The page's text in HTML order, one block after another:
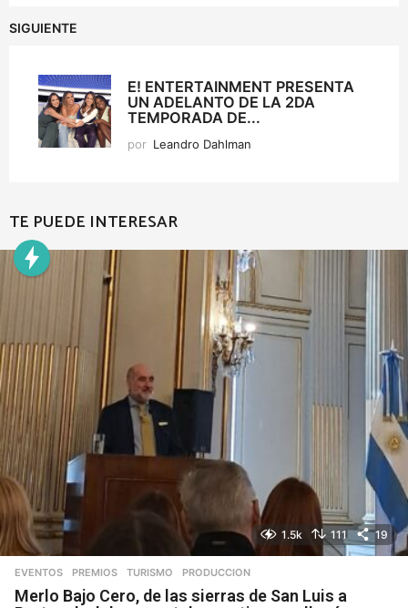
SIGUIENTE
E! ENTERTAINMENT PRESENTA
UN ADELANTO DE LA 2DA
TEMPORADA DE...
por Leandro Dahlman
TE PUEDE INTERESAR
1.5k 111 19
EVENTOS ,PREMIOS ,TURISMO PRODUCCION
Merlo Bajo Cero, de las sierras de San Luis a